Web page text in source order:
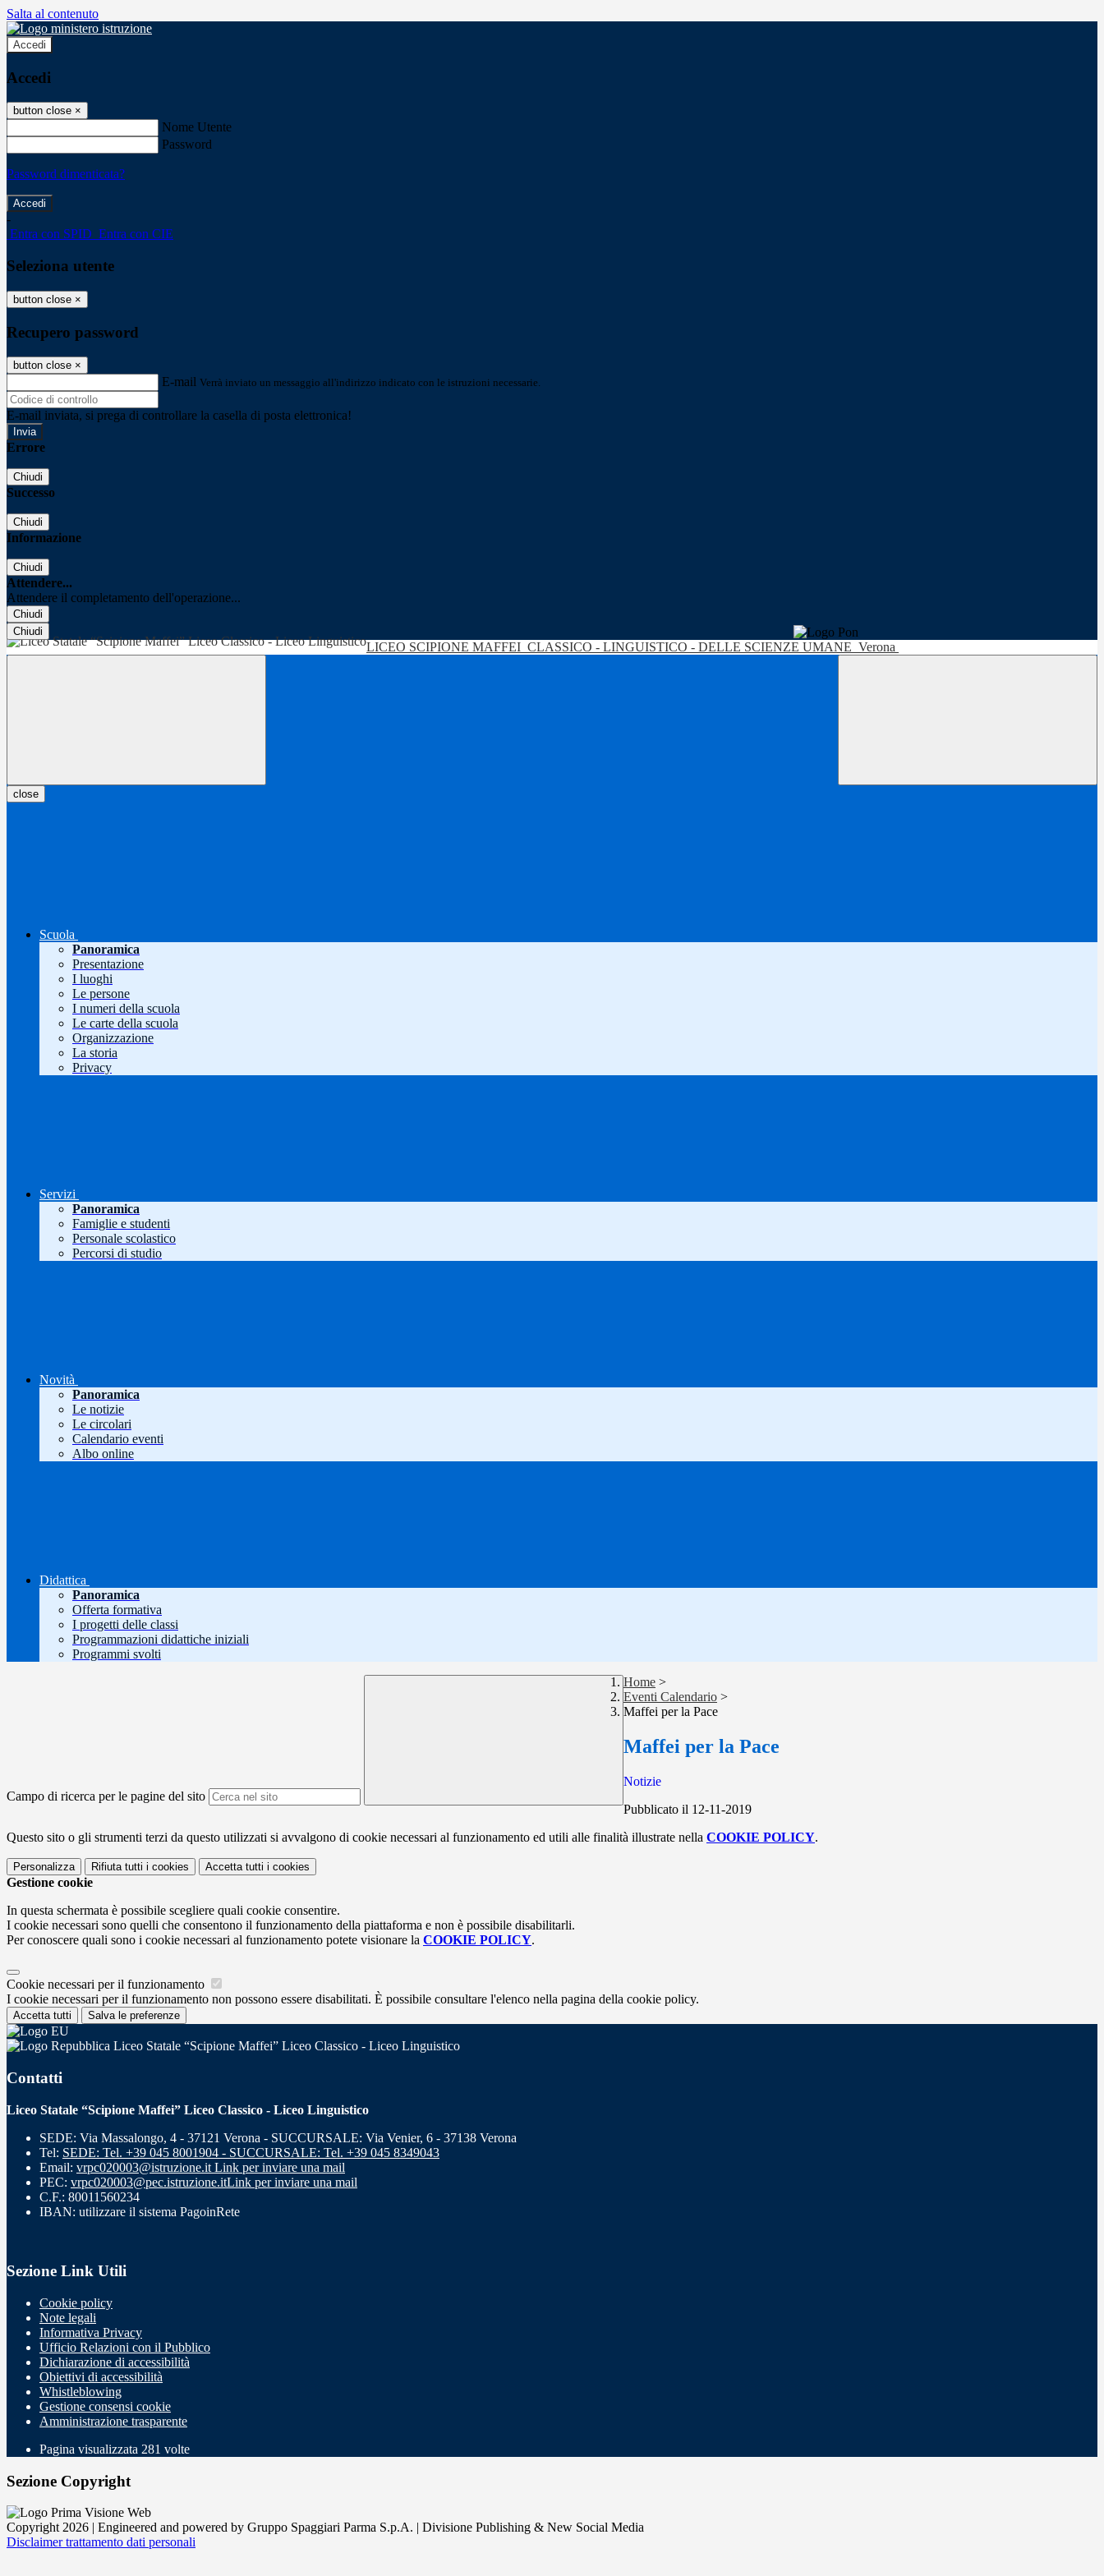
Salta al contenuto
Accedi
Accedi
button close ×
Nome Utente
Password
Password dimenticata?
-
Entra con SPID Entra con CIE
Seleziona utente
button close ×
Recupero password
button close ×
E-mail Verrà inviato un messaggio all'indirizzo indicato con le istruzioni necessarie.
E-mail inviata, si prega di controllare la casella di posta elettronica!
Errore
Chiudi
Successo
Chiudi
Informazione
Chiudi
Attendere...
Attendere il completamento dell'operazione...
Chiudi
Chiudi
LICEO SCIPIONE MAFFEI CLASSICO - LINGUISTICO - DELLE SCIENZE UMANE Verona
close
Scuola
Panoramica
Presentazione
I luoghi
Le persone
I numeri della scuola
Le carte della scuola
Organizzazione
La storia
Privacy
Servizi
Panoramica
Famiglie e studenti
Personale scolastico
Percorsi di studio
Novità
Panoramica
Le notizie
Le circolari
Calendario eventi
Albo online
Didattica
Panoramica
Offerta formativa
I progetti delle classi
Programmazioni didattiche iniziali
Programmi svolti
Campo di ricerca per le pagine del sito
Home >
Eventi Calendario >
Maffei per la Pace
Maffei per la Pace
Notizie
Pubblicato il 12-11-2019
Questo sito o gli strumenti terzi da questo utilizzati si avvalgono di cookie necessari al funzionamento ed utili alle finalità illustrate nella COOKIE POLICY.
Personalizza Rifiuta tutti i cookies Accetta tutti i cookies
Gestione cookie
In questa schermata è possibile scegliere quali cookie consentire.
I cookie necessari sono quelli che consentono il funzionamento della piattaforma e non è possibile disabilitarli.
Per conoscere quali sono i cookie necessari al funzionamento potete visionare la COOKIE POLICY.
Cookie necessari per il funzionamento
I cookie necessari per il funzionamento non possono essere disabilitati. È possibile consultare l'elenco nella pagina della cookie policy.
Accetta tutti Salva le preferenze
Liceo Statale “Scipione Maffei” Liceo Classico - Liceo Linguistico
Contatti
Liceo Statale “Scipione Maffei” Liceo Classico - Liceo Linguistico
SEDE: Via Massalongo, 4 - 37121 Verona - SUCCURSALE: Via Venier, 6 - 37138 Verona
Tel: SEDE: Tel. +39 045 8001904 - SUCCURSALE: Tel. +39 045 8349043
Email: vrpc020003@istruzione.it Link per inviare una mail
PEC: vrpc020003@pec.istruzione.itLink per inviare una mail
C.F.: 80011560234
IBAN: utilizzare il sistema PagoinRete
Sezione Link Utili
Cookie policy
Note legali
Informativa Privacy
Ufficio Relazioni con il Pubblico
Dichiarazione di accessibilità
Obiettivi di accessibilità
Whistleblowing
Gestione consensi cookie
Amministrazione trasparente
Pagina visualizzata 281 volte
Sezione Copyright
Copyright 2026 | Engineered and powered by Gruppo Spaggiari Parma S.p.A. | Divisione Publishing & New Social Media
Disclaimer trattamento dati personali